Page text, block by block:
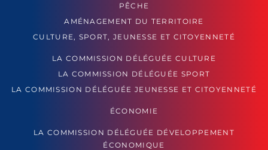
PÊCHE
AMÉNAGEMENT DU TERRITOIRE
CULTURE, SPORT, JEUNESSE ET CITOYENNETÉ
LA COMMISSION DÉLÉGUÉE CULTURE
LA COMMISSION DÉLÉGUÉE SPORT
LA COMMISSION DÉLÉGUÉE JEUNESSE ET CITOYENNETÉ
ÉCONOMIE
LA COMMISSION DÉLÉGUÉE DÉVELOPPEMENT
ÉCONOMIQUE